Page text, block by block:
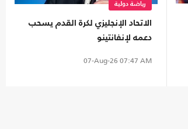
رياضة دولية
الاتحاد الإنجليزي لكرة القدم يسحب
دعمه لإنفانتينو
07-Aug-26 07:47 AM